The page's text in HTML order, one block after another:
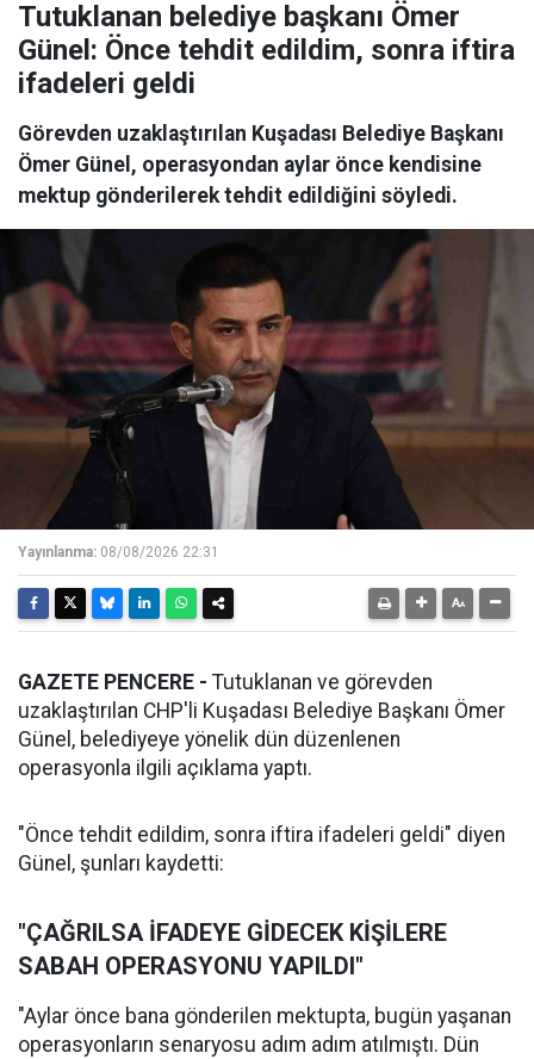
Tutuklanan belediye başkanı Ömer
Günel: Önce tehdit edildim, sonra iftira
ifadeleri geldi
Görevden uzaklaştırılan Kuşadası Belediye Başkanı
Ömer Günel, operasyondan aylar önce kendisine
mektup gönderilerek tehdit edildiğini söyledi.
Yayınlanma: 08/08/2026 22:31
GAZETE PENCERE - Tutuklanan ve görevden
uzaklaştırılan CHP'li Kuşadası Belediye Başkanı Ömer
Günel, belediyeye yönelik dün düzenlenen
operasyonla ilgili açıklama yaptı.
"Önce tehdit edildim, sonra iftira ifadeleri geldi" diyen
Günel, şunları kaydetti:
"ÇAĞRILSA İFADEYE GİDECEK KİŞİLERE
SABAH OPERASYONU YAPILDI"
"Aylar önce bana gönderilen mektupta, bugün yaşanan
operasyonların senaryosu adım adım atılmıştı. Dün